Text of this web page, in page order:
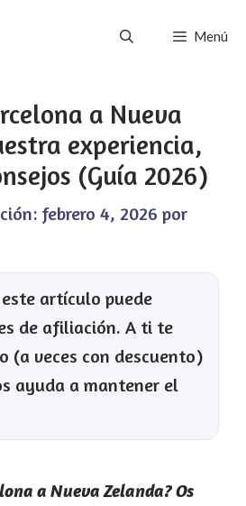
Menú
a Nueva
experiencia,
(Guía 2026)
febrero 4, 2026 por
este artículo puede
de afiliación. A ti te
(a veces con descuento)
ayuda a mantener el
a Nueva Zelanda? Os